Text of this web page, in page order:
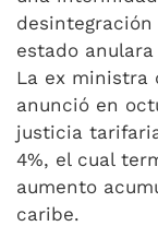
estado
La ex ministra
anunció en
justicia
4%, el cual
aumento
caribe.